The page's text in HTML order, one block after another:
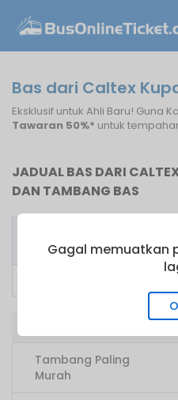
Bas dari Caltex
Eksklusif untuk Ahli Baru! Guna
Tawaran 50%* untuk
JADUAL BAS DARI
DAN TAMBANG BAS
Bas
Tambang Paling
Murah
Gagal memuatkan